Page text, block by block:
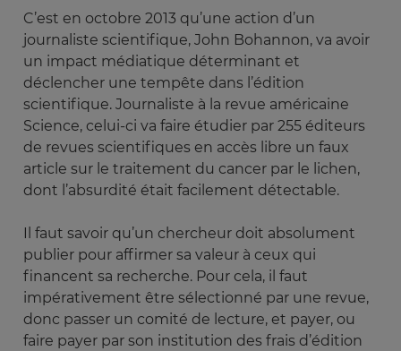
C’est en octobre 2013 qu’une action d’un
journaliste scientifique, John Bohannon, va avoir
un impact médiatique déterminant et
déclencher une tempête dans l’édition
scientifique. Journaliste à la revue américaine
Science, celui-ci va faire étudier par 255 éditeurs
de revues scientifiques en accès libre un faux
article sur le traitement du cancer par le lichen,
dont l’absurdité était facilement détectable.
Il faut savoir qu’un chercheur doit absolument
publier pour affirmer sa valeur à ceux qui
financent sa recherche. Pour cela, il faut
impérativement être sélectionné par une revue,
donc passer un comité de lecture, et payer, ou
faire payer par son institution des frais d’édition